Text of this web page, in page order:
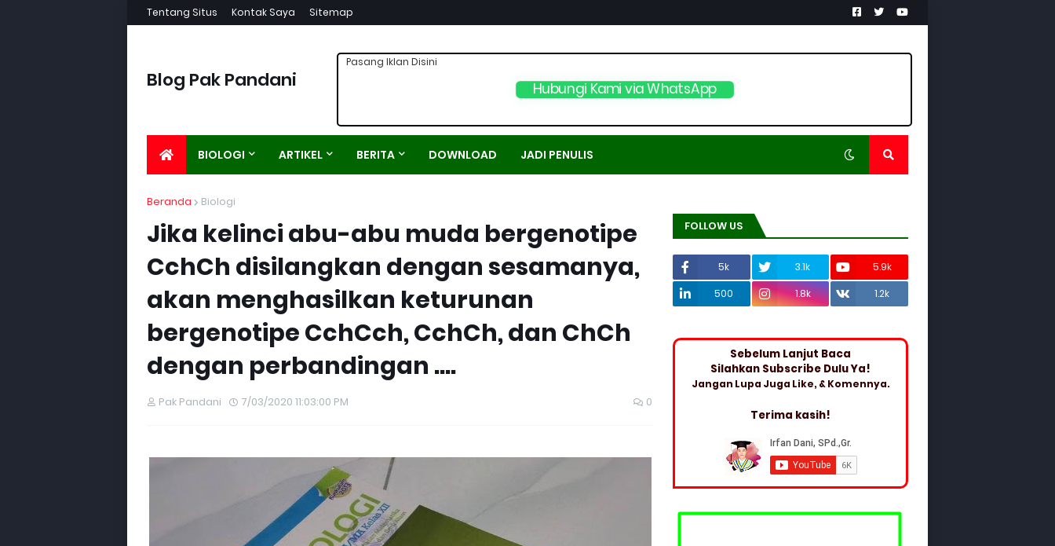
Tentang Situs Kontak Saya Sitemap
Blog Pak Pandani Hubungi Kami via WhatsApp
Pasang Iklan Disini
BIOLOGI ARTIKEL BERITA DOWNLOAD JADI PENULIS
Beranda Biologi
Jika kelinci abu-abu muda bergenotipe
CchCh disilangkan dengan sesamanya,
akan menghasilkan keturunan
bergenotipe CchCch, CchCh, dan ChCh
dengan perbandingan ....
Pak Pandani 7/03/2020 11:03:00 PM 0
FOLLOW US
5k 3.1k
5.9k
500
1.8k 1.2k
Sebelum Lanjut Baca
Silahkan Subscribe Dulu Ya!
Jangan Lupa Juga Like, & Komennya.
Terima kasih!